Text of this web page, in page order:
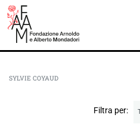
SYLVIE COYAUD
Filtra per: